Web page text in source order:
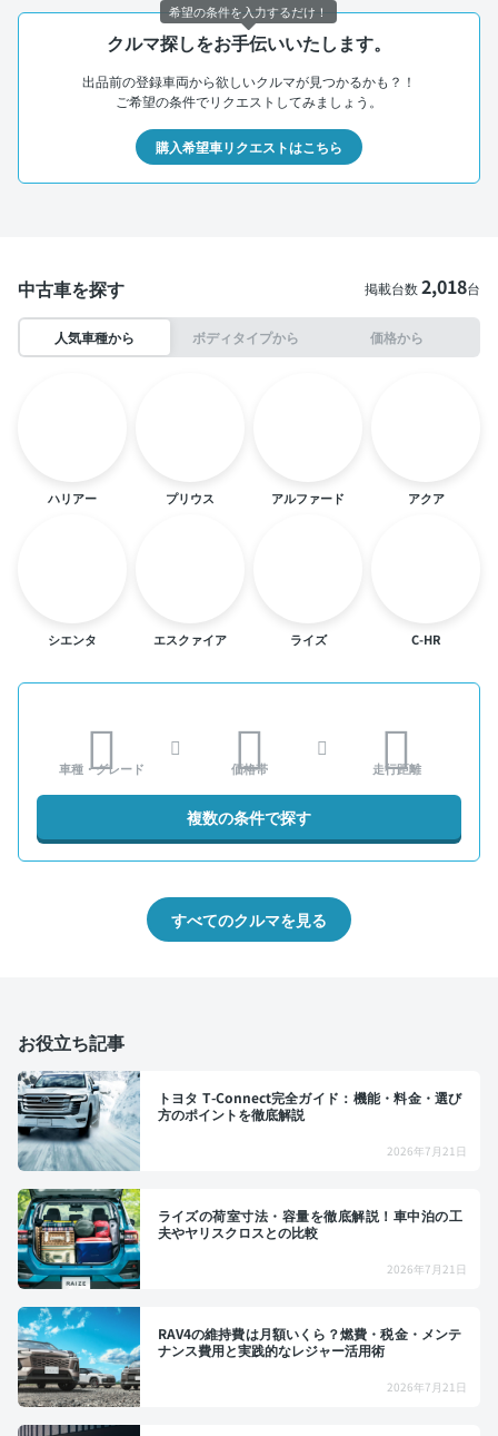
クルマ探しをお手伝いいたします。
出品前の登録車両から欲しいクルマが見つかるかも？！
ご希望の条件でリクエストしてみましょう。
購入希望車リクエストはこちら
中古車を探す 掲載台数2,018台
人気車種から ボディタイプから 価格から
ハリアー プリウス アルファード アクア
シエンタ エスクァイア ライズ C-HR
車種・グレード 価格帯 走行距離
複数の条件で探す
すべてのクルマを見る
お役立ち記事
トヨタ T-Connect完全ガイド：機能・料金・選び
方のポイントを徹底解説
2026年7月21日
ライズの荷室寸法・容量を徹底解説！車中泊の工
夫やヤリスクロスとの比較
2026年7月21日
RAV4の維持費は月額いくら？燃費・税金・メンテ
ナンス費用と実践的なレジャー活用術
2026年7月21日
希望の条件を入力するだけ！